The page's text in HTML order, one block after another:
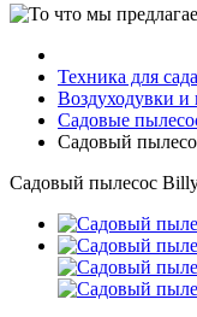
Техника для сада
Воздуходувки и
Садовые
Садовый
Садовый пылесос